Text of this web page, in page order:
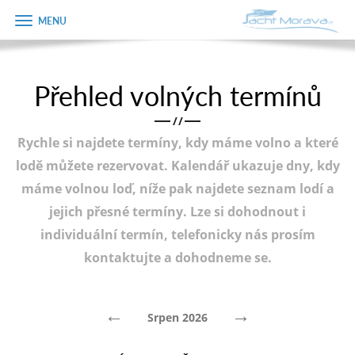
Úvodní strana
Plán plavby
Tipy na výlet
Fotogalerie
Zobrazit
menu
Přehled volných termínů
/ /
Rychle si najdete termíny, kdy máme volno a které
lodě můžete rezervovat. Kalendář ukazuje dny, kdy
máme volnou loď, níže pak najdete seznam lodí a
jejich přesné termíny. Lze si dohodnout i
individuální termín, telefonicky nás prosím
kontaktujte a dohodneme se.
← Srpen 2026 →
Objednávka
dárkového
Jméno
Telefon
E-mail